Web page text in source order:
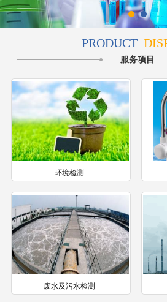
PRODUCT
服务项目
环境检测
废水及污水检测